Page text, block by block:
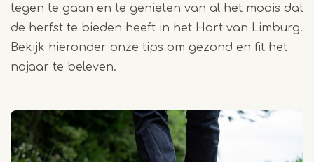
tegen te gaan en te genieten van al het moois dat
de herfst te bieden heeft in het Hart van Limburg.
Bekijk hieronder onze tips om gezond en fit het
najaar te beleven.